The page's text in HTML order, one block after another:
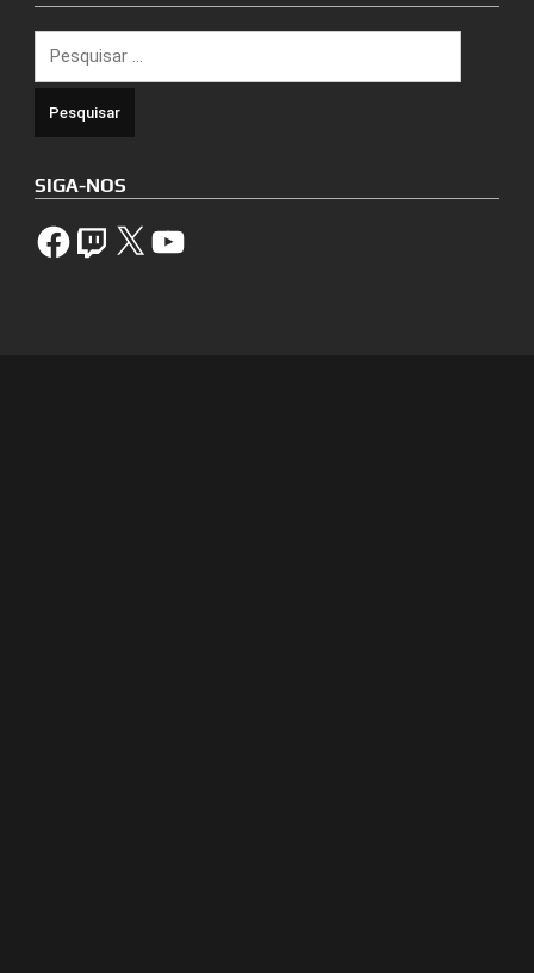
por:
SIGA-NOS
FacebookTwitch X YouTube